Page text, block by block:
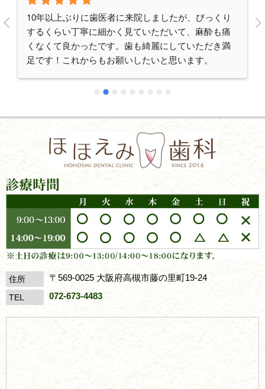
10年以上ぶりに歯医者に来院しましたが、びっくり
するくらい丁寧に細かく見ていただいて、麻酔も痛
くなくて良かったです。歯も綺麗にしていただき満
足です！これからもお願いしたいと思います。
住所 〒569-0025 大阪府高槻市藤の里町19-24
TEL 072-673-4483